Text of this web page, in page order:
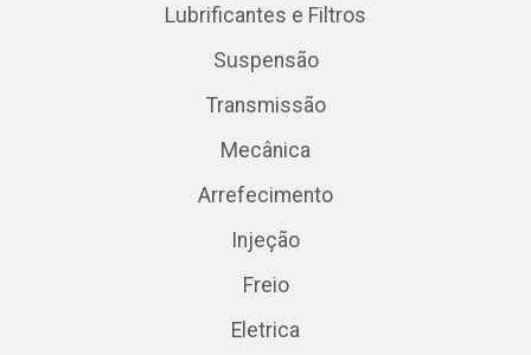
Lubrificantes e Filtros
Suspensão
Transmissão
Mecânica
Arrefecimento
Injeção
Freio
Eletrica